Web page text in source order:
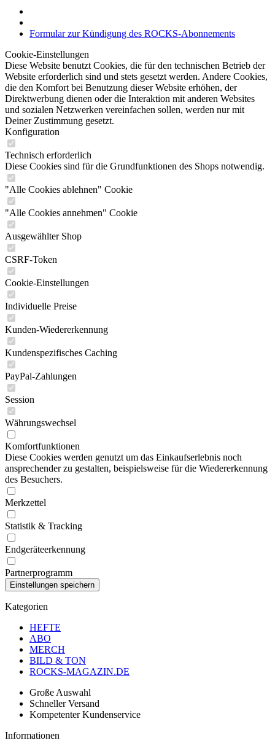
Formular zur Kündigung des ROCKS-Abonnements
Cookie-Einstellungen
Diese Website benutzt Cookies, die für den technischen Betrieb der
Website erforderlich sind und stets gesetzt werden. Andere Cookies,
die den Komfort bei Benutzung dieser Website erhöhen, der
Direktwerbung dienen oder die Interaktion mit anderen Websites
und sozialen Netzwerken vereinfachen sollen, werden nur mit
Deiner Zustimmung gesetzt.
Konfiguration
Technisch erforderlich
Diese Cookies sind für die Grundfunktionen des Shops notwendig.
"Alle Cookies ablehnen" Cookie
"Alle Cookies annehmen" Cookie
Ausgewählter Shop
CSRF-Token
Cookie-Einstellungen
Individuelle Preise
Kunden-Wiedererkennung
Kundenspezifisches Caching
PayPal-Zahlungen
Session
Währungswechsel
Komfortfunktionen
Diese Cookies werden genutzt um das Einkaufserlebnis noch
ansprechender zu gestalten, beispielsweise für die Wiedererkennung
des Besuchers.
Merkzettel
Statistik & Tracking
Endgeräteerkennung
Partnerprogramm
Kategorien
HEFTE
ABO
MERCH
BILD & TON
ROCKS-MAGAZIN.DE
Große Auswahl
Schneller Versand
Kompetenter Kundenservice
Informationen